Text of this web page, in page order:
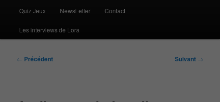
Quiz Jeux NewsLetter Contact
Les interviews de Lora
Navigation
← Précédent Suivant →